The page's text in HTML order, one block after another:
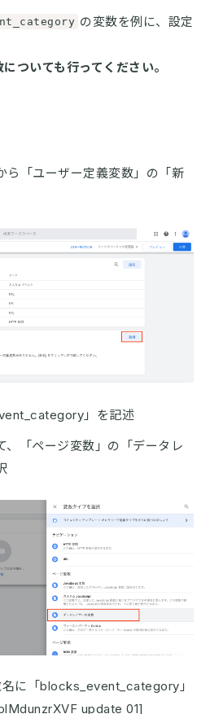
の変数を例に、設定
ついても行ってください。
ら「ユーザー定義変数」の「新
」を記述
、「ページ変数」の「データレ
に「blocks_event_category」
update 01]